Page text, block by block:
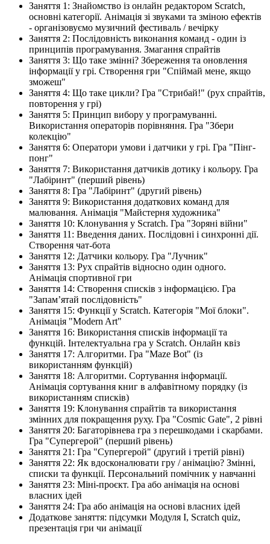
Заняття 1: Знайомство із онлайн редактором Scratch,
основні категорії. Анімація зі звуками та зміною ефектів
- організовуємо музичний фестиваль / вечірку
Заняття 2: Послідовність виконання команд - один із
принципів програмування. Змагання спрайтів
Заняття 3: Що таке змінні? Збереження та оновлення
інформації у грі. Створення гри "Спіймай мене, якщо
зможеш"
Заняття 4: Що таке цикли? Гра "Стрибай!" (рух спрайтів,
повторення у грі)
Заняття 5: Принцип вибору у програмуванні.
Використання операторів порівняння. Гра "Збери
колекцію"
Заняття 6: Оператори умови і датчики у грі. Гра "Пінг-
понг"
Заняття 7: Використання датчиків дотику і кольору. Гра
"Лабіринт" (перший рівень)
Заняття 8: Гра "Лабіринт" (другий рівень)
Заняття 9: Використання додаткових команд для
малювання. Анімація "Майстерня художника"
Заняття 10: Клонування у Scratch. Гра "Зоряні війни"
Заняття 11: Введення даних. Послідовні і синхронні дії.
Створення чат-бота
Заняття 12: Датчики кольору. Гра "Лучник"
Заняття 13: Рух спрайтів відносно один одного.
Анімація спортивної гри
Заняття 14: Створення списків з інформацією. Гра
"Запам’ятай послідовність"
Заняття 15: Функції у Scratch. Категорія "Мої блоки".
Анімація "Modern Art"
Заняття 16: Використання списків інформації та
функцій. Інтелектуальна гра у Scratch. Онлайн квіз
Заняття 17: Алгоритми. Гра "Maze Bot" (із
використанням функцій)
Заняття 18: Алгоритми. Сортування інформації.
Анімація сортування книг в алфавітному порядку (із
використанням списків)
Заняття 19: Клонування спрайтів та використання
змінних для покращення руху. Гра "Cosmic Gate", 2 рівні
Заняття 20: Багаторівнева гра з перешкодами і скарбами.
Гра "Супергерой" (перший рівень)
Заняття 21: Гра "Супергерой" (другий і третій рівні)
Заняття 22: Як вдосконалювати гру / анімацію? Змінні,
списки та функції. Персональний помічник у навчанні
Заняття 23: Міні-проєкт. Гра або анімація на основі
власних ідей
Заняття 24: Гра або анімація на основі власних ідей
Додаткове заняття: підсумки Модуля І, Scratch quiz,
презентація гри чи анімації